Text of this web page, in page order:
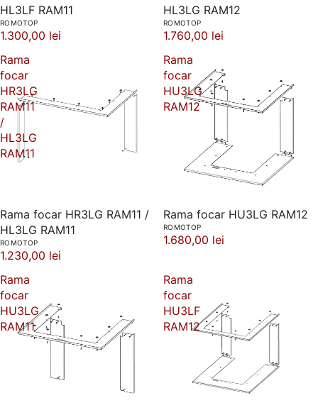
HL3LF RAM11
ROMOTOP
1.300,00 lei
HL3LG RAM12
ROMOTOP
1.760,00 lei
Rama
focar
HR3LG
RAM11
/
HL3LG
RAM11
Rama focar HR3LG RAM11 /
HL3LG RAM11
ROMOTOP
1.230,00 lei
Rama
focar
HU3LG
RAM12
Rama focar HU3LG RAM12
ROMOTOP
1.680,00 lei
Rama
focar
HU3LG
RAM11
Rama
focar
HU3LF
RAM12